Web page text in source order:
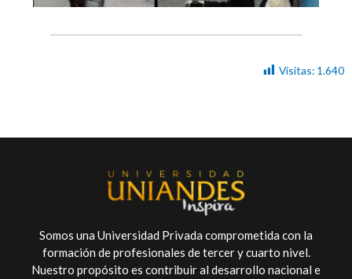
Visitas: 1.640
Somos una Universidad Privada comprometida con la
formación de profesionales de tercer y cuarto nivel.
Nuestro propósito es contribuir al desarrollo nacional e